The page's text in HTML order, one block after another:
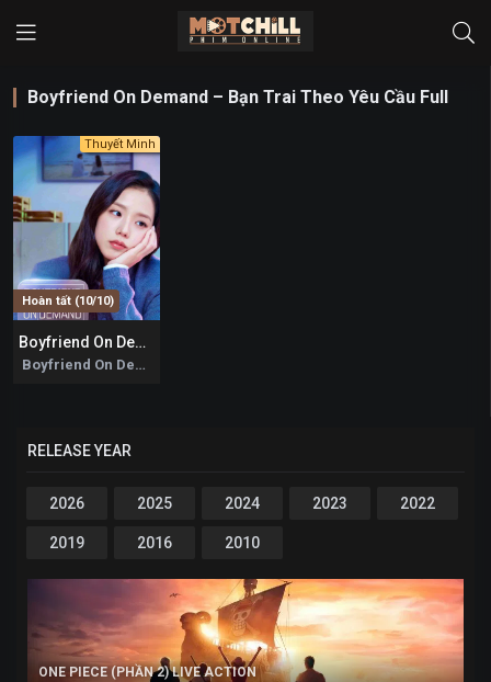
Boyfriend On Demand – Bạn Trai Theo Yêu Cầu Full
Hoàn tất (10/10)
0
Thuyết Minh
Boyfriend On Demand – Bạn Trai Theo Yêu Cầu
Boyfriend On Demand 2026
RELEASE YEAR
2026 2025 2024 2023 2022
2019 2016 2010
ONE PIECE (PHẦN 2) LIVE ACTION